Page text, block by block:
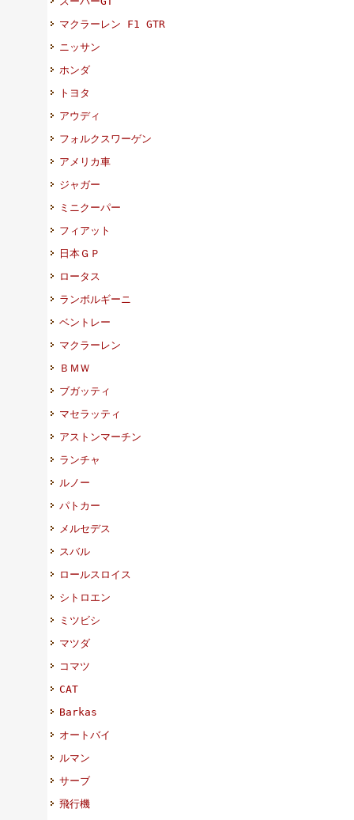
マクラーレン F1 GTR
ニッサン
ホンダ
トヨタ
アウディ
フォルクスワーゲン
アメリカ車
ジャガー
ミニクーパー
フィアット
日本ＧＰ
ロータス
ランボルギーニ
ベントレー
マクラーレン
ＢＭＷ
ブガッティ
マセラッティ
アストンマーチン
ランチャ
ルノー
パトカー
メルセデス
スバル
ロールスロイス
シトロエン
ミツビシ
マツダ
コマツ
CAT
Barkas
オートバイ
ルマン
サーブ
飛行機